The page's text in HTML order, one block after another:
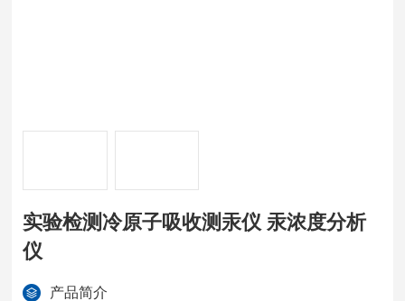
实验检测冷原子吸收测汞仪 汞浓度分析
仪
产品简介